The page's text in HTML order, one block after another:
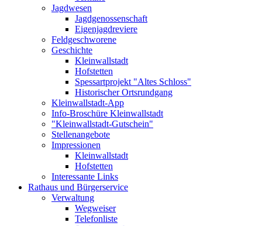
Jagdwesen
Jagdgenossenschaft
Eigenjagdreviere
Feldgeschworene
Geschichte
Kleinwallstadt
Hofstetten
Spessartprojekt "Altes Schloss"
Historischer Ortsrundgang
Kleinwallstadt-App
Info-Broschüre Kleinwallstadt
"Kleinwallstadt-Gutschein"
Stellenangebote
Impressionen
Kleinwallstadt
Hofstetten
Interessante Links
Rathaus und Bürgerservice
Verwaltung
Wegweiser
Telefonliste